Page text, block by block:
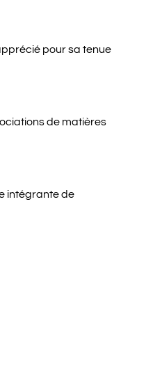
pour sa tenue
de matières
intégrante de